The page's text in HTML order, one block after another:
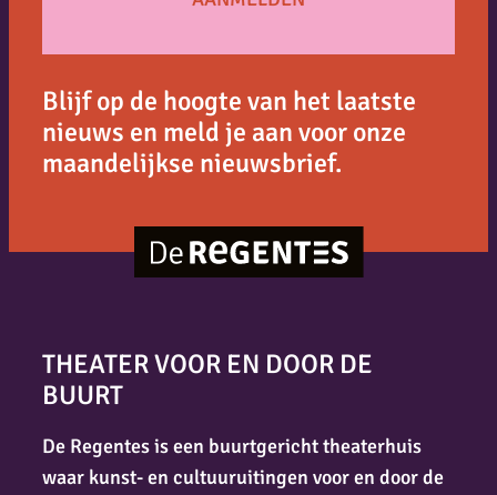
Blijf op de hoogte van het laatste
nieuws en meld je aan voor onze
maandelijkse nieuwsbrief.
THEATER VOOR EN DOOR DE
BUURT
De Regentes is een buurtgericht theaterhuis
waar kunst- en cultuuruitingen voor en door de